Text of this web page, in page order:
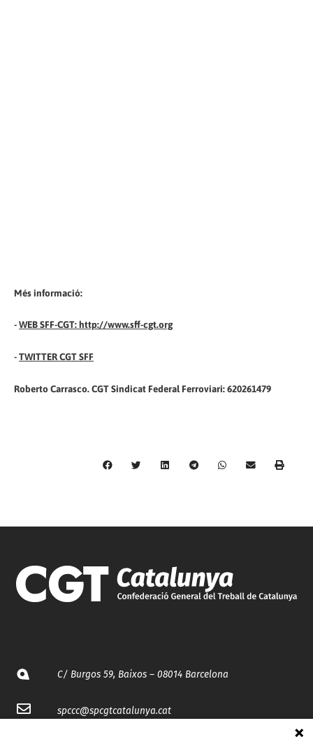
Més informació:
-WEB SFF-CGT: http://www.sff-cgt.org
-TWITTER CGT SFF
Roberto Carrasco. CGT Sindicat Federal Ferroviari: 620261479
C/ Burgos 59, Baixos – 08014 Barcelona
spccc@spcgtcatalunya.cat